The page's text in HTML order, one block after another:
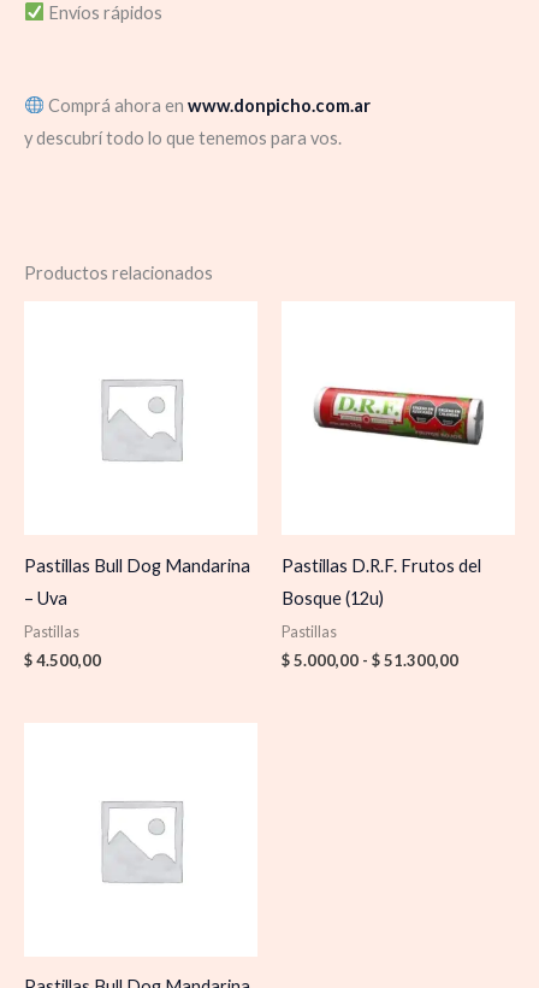
Envíos rápidos
Comprá ahora en www.donpicho.com.ar
y descubrí todo lo que tenemos para vos.
Productos relacionados
Pastillas Bull Dog Mandarina
– Uva
Pastillas
$4.500,00
Pastillas D.R.F. Frutos del
Bosque (12u)
Pastillas
$5.000,00 - $51.300,00
$ 5.000,00
hasta
$